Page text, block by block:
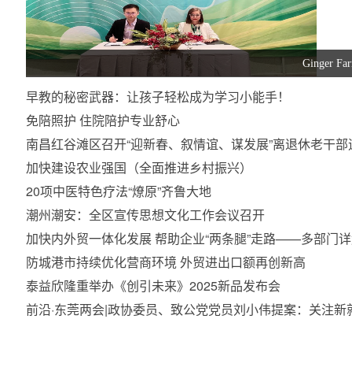
Ginger
早教的秘密武器：让孩子轻松成为学习小能手！
免陪照护 住院陪护专业舒心
南昌红谷滩区召开“迎新春、叙情谊、谋发展”离退休老干
加快建设农业强国（全面推进乡村振兴）
20项中医特色疗法“燎原”齐鲁大地
潮州潮安：全区宣传思想文化工作会议召开
加快内外贸一体化发展 帮助企业“两条腿”走路——多部门
防城港市持续优化营商环境 外贸进出口额再创新高
泰益欣隆重举办《创引未来》2025新品发布会
前沿·东莞两会|政协委员、致公党党员刘小伟提案：关注新